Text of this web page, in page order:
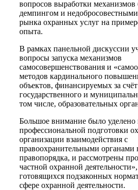
вопросов выработки механизмов
демпингом и
рынка охранных услуг на
опыта.
В рамках панельной дискуссии
вопросы запуска механизмов
самосовершенствования и
методов кардинального
объектов, финансируемых за счёт
государственного и
том числе, образовательных
Большое внимание было уделено
профессиональной подготовки
организации взаимодействия с
правоохранительными органами
правопорядка, и рассмотрены
частной охранной
готовящихся подзаконных
сфере охранной деятельности.